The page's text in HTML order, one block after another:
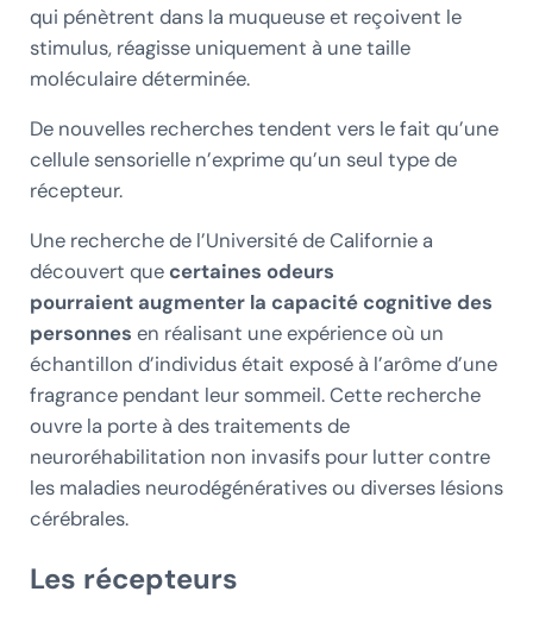
qui pénètrent dans la muqueuse et reçoivent le
stimulus, réagisse uniquement à une taille
moléculaire déterminée.
De nouvelles recherches tendent vers le fait qu’une
cellule sensorielle n’exprime qu’un seul type de
récepteur.
Une recherche de l’Université de Californie a
découvert que certaines odeurs
pourraient augmenter la capacité cognitive des
personnes en réalisant une expérience où un
échantillon d’individus était exposé à l’arôme d’une
fragrance pendant leur sommeil. Cette recherche
ouvre la porte à des traitements de
neuroréhabilitation non invasifs pour lutter contre
les maladies neurodégénératives ou diverses lésions
cérébrales.
Les récepteurs